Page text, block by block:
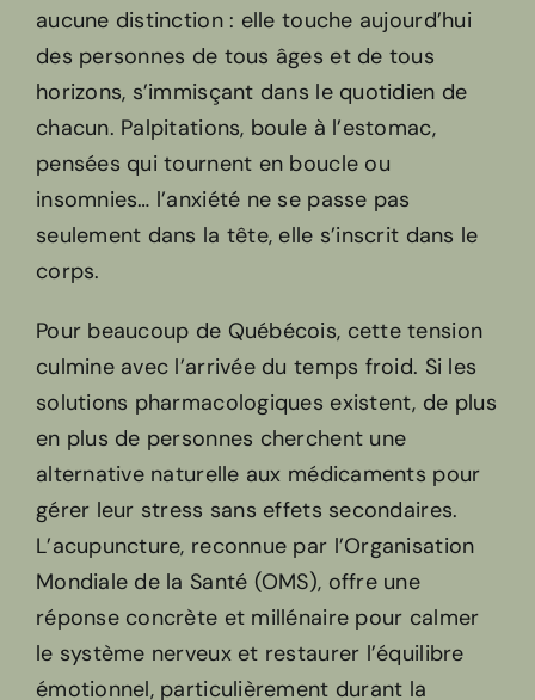
aucune distinction : elle touche aujourd’hui
des personnes de tous âges et de tous
horizons, s’immisçant dans le quotidien de
chacun. Palpitations, boule à l’estomac,
pensées qui tournent en boucle ou
insomnies… l’anxiété ne se passe pas
seulement dans la tête, elle s’inscrit dans le
corps.
Pour beaucoup de Québécois, cette tension
culmine avec l’arrivée du temps froid. Si les
solutions pharmacologiques existent, de plus
en plus de personnes cherchent une
alternative naturelle aux médicaments pour
gérer leur stress sans effets secondaires.
L’acupuncture, reconnue par l’Organisation
Mondiale de la Santé (OMS), offre une
réponse concrète et millénaire pour calmer
le système nerveux et restaurer l’équilibre
émotionnel, particulièrement durant la